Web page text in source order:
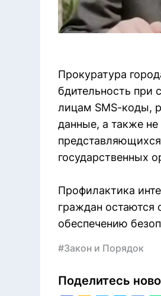
Прокуратура
бдительность при
лицам SMS-коды,
данные, а также
государственных
Профилактика
граждан остаются
обеспечению
#Закон и Порядок
Поделитесь